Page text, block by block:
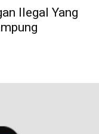
Ilegal Yang